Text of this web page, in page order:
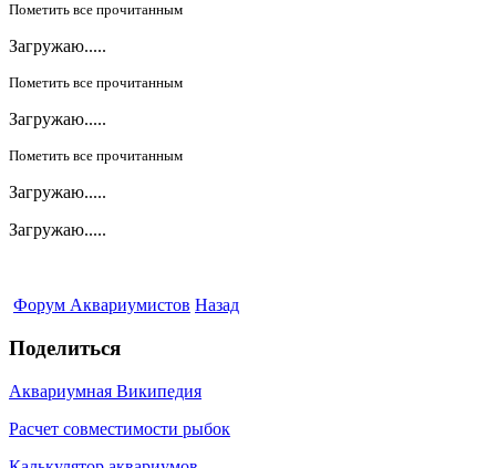
Пометить все прочитанным
Загружаю.....
Пометить все прочитанным
Загружаю.....
Пометить все прочитанным
Загружаю.....
Загружаю.....
Форум Аквариумистов Назад
Поделиться
Аквариумная Википедия
Расчет совместимости рыбок